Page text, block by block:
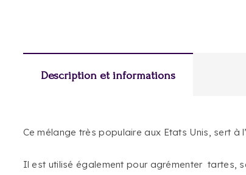
Description et informations
Ce mélange très populaire aux Etats Unis, sert à
Il est utilisé également pour agrémenter tartes,